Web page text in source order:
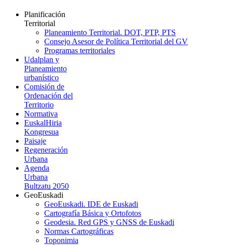
Planificación
Territorial
Planeamiento Territorial. DOT, PTP, PTS
Consejo Asesor de Política Territorial del GV
Programas territoriales
Udalplan y
Planeamiento
urbanístico
Comisión de
Ordenación del
Territorio
Normativa
EuskalHiria
Kongresua
Paisaje
Regeneración
Urbana
Agenda
Urbana
Bultzatu 2050
GeoEuskadi
GeoEuskadi. IDE de Euskadi
Cartografía Básica y Ortofotos
Geodesia. Red GPS y GNSS de Euskadi
Normas Cartográficas
Toponimia